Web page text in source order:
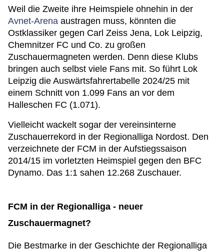
Weil die Zweite ihre Heimspiele ohnehin in der
Avnet-Arena austragen muss, könnten die
Ostklassiker gegen Carl Zeiss Jena, Lok Leipzig,
Chemnitzer FC und Co. zu großen
Zuschauermagneten werden. Denn diese Klubs
bringen auch selbst viele Fans mit. So führt Lok
Leipzig die Auswärtsfahrertabelle 2024/25 mit
einem Schnitt von 1.099 Fans an vor dem
Halleschen FC (1.071).
Vielleicht wackelt sogar der vereinsinterne
Zuschauerrekord in der Regionalliga Nordost. Den
verzeichnete der FCM in der Aufstiegssaison
2014/15 im vorletzten Heimspiel gegen den BFC
Dynamo. Das 1:1 sahen 12.268 Zuschauer.
FCM in der Regionalliga - neuer
Zuschauermagnet?
Die Bestmarke in der Geschichte der Regionalliga